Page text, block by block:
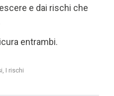
e dai rischi che
entrambi.
, I rischi